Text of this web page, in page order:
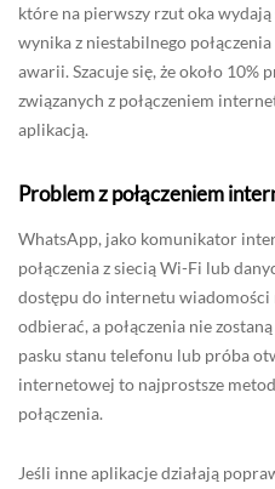
które na pierwszy rzut oka
wynika z niestabilnego
awarii. Szacuje się, że około
związanych z połączeniem
aplikacją.
Problem z połączeniem
WhatsApp, jako komunikator
połączenia z siecią Wi-Fi lub
dostępu do internetu wiadomości
odbierać, a połączenia nie
pasku stanu telefonu lub próba
internetowej to najprostsze
połączenia.
Jeśli inne aplikacje działają